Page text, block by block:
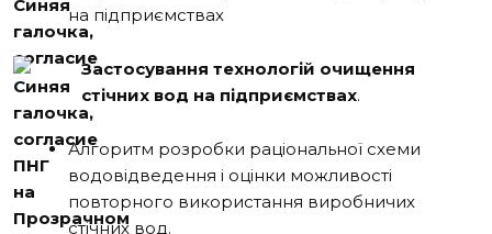
на підприємствах
Застосування технологій очищення
стічних вод на підприємствах.
Алгоритм розробки раціональної схеми
водовідведення і оцінки можливості
повторного використання виробничих
стічних вод.